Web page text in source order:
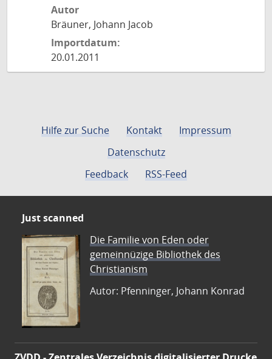
Autor
Bräuner, Johann Jacob
Importdatum:
20.01.2011
Hilfe zur Suche Kontakt
Impressum
Datenschutz
Feedback
RSS-Feed
Just scanned
Die Familie von Eden oder
gemeinnüzige Bibliothek des
Christianism
Autor: Pfenninger, Johann Konrad